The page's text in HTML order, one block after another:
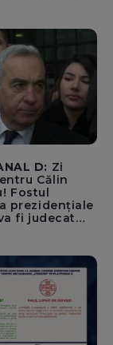
de astăzi cu
D: Zi
Călin
Fostul
prezidențiale
fi judecat